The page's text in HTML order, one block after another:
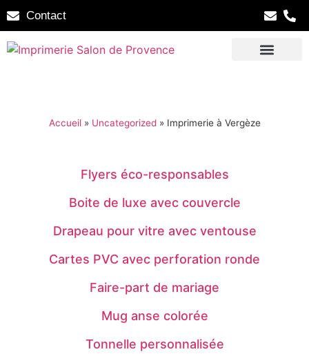
Contact
Accueil» Uncategorized» Imprimerie à Vergèze
Flyers éco-responsables
Boite de luxe avec couvercle
Drapeau pour vitre avec ventouse
Cartes PVC avec perforation ronde
Faire-part de mariage
Mug anse colorée
Tonnelle personnalisée